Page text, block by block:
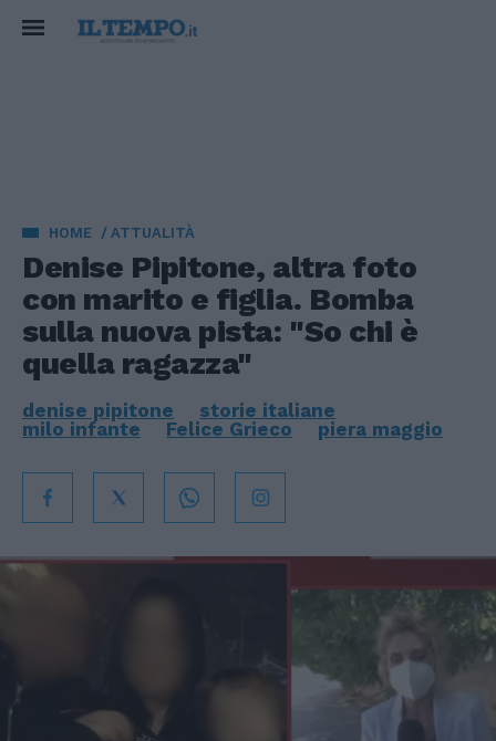
HOME ATTUALITÀ
Denise Pipitone, altra foto
con marito e figlia. Bomba
sulla nuova pista: "So chi è
quella ragazza"
denise pipitone
storie italiane
milo infante
Felice Grieco piera maggio